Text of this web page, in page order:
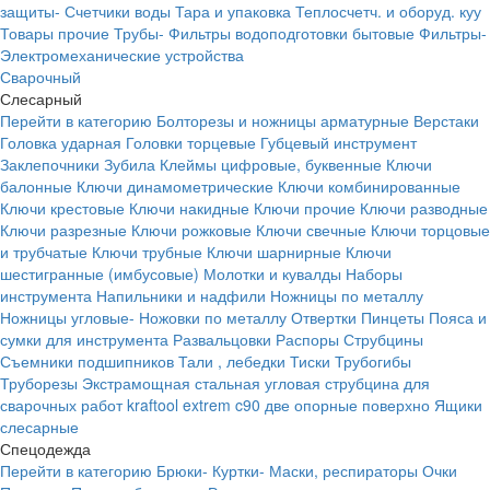
защиты- Счетчики воды Тара и упаковка Теплосчетч. и оборуд. куу
Товары прочие Трубы- Фильтры водоподготовки бытовые Фильтры-
Электромеханические устройства
Сварочный
Слесарный
Перейти в категорию Болторезы и ножницы арматурные Верстаки
Головка ударная Головки торцевые Губцевый инструмент
Заклепочники Зубила Клеймы цифровые, буквенные Ключи
балонные Ключи динамометрические Ключи комбинированные
Ключи крестовые Ключи накидные Ключи прочие Ключи разводные
Ключи разрезные Ключи рожковые Ключи свечные Ключи торцовые
и трубчатые Ключи трубные Ключи шарнирные Ключи
шестигранные (имбусовые) Молотки и кувалды Наборы
инструмента Напильники и надфили Ножницы по металлу
Ножницы угловые- Ножовки по металлу Отвертки Пинцеты Пояса и
сумки для инструмента Развальцовки Распоры Струбцины
Съемники подшипников Тали , лебедки Тиски Трубогибы
Труборезы Экстрамощная стальная угловая струбцина для
сварочных работ kraftool extrem c90 две опорные поверхно Ящики
слесарные
Спецодежда
Перейти в категорию Брюки- Куртки- Маски, респираторы Очки